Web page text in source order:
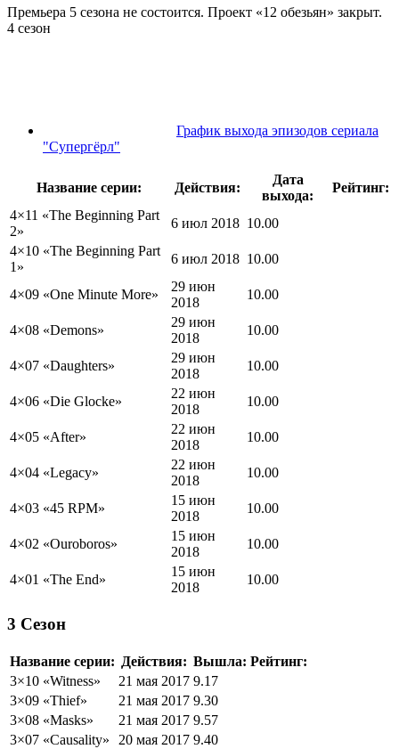
Премьера 5 сезона не состоится. Проект «12 обезьян» закрыт.
4 сезон
График выхода эпизодов сериала
"Супергёрл"
Название серии: Действия:
Дата
выхода:
Рейтинг:
4×11 «The Beginning Part
2»
6 июл 2018 10.00
4×10 «The Beginning Part
1 »
6 июл 2018 10.00
4×09 «One Minute More»
29 июн
2018
10.00
4×08 «Demons»
29 июн
2018
10.00
4×07 «Daughters»
29 июн
2018
10.00
4×06 «Die Glocke»
22 июн
2018
10.00
4×05 «After»
22 июн
2018
10.00
4×04 «Legacy»
22 июн
2018
10.00
4×03 «45 RPM»
15 июн
2018
10.00
4×02 «Ouroboros»
15 июн
2018
10.00
4×01 «The End»
15 июн
2018
10.00
3 Сезон
Название серии: Действия: Вышла: Рейтинг:
3×10 «Witness» 21 мая 2017 9.17
3×09 «Thief» 21 мая 2017 9.30
3×08 «Masks» 21 мая 2017 9.57
3×07 «Causality» 20 мая 2017 9.40